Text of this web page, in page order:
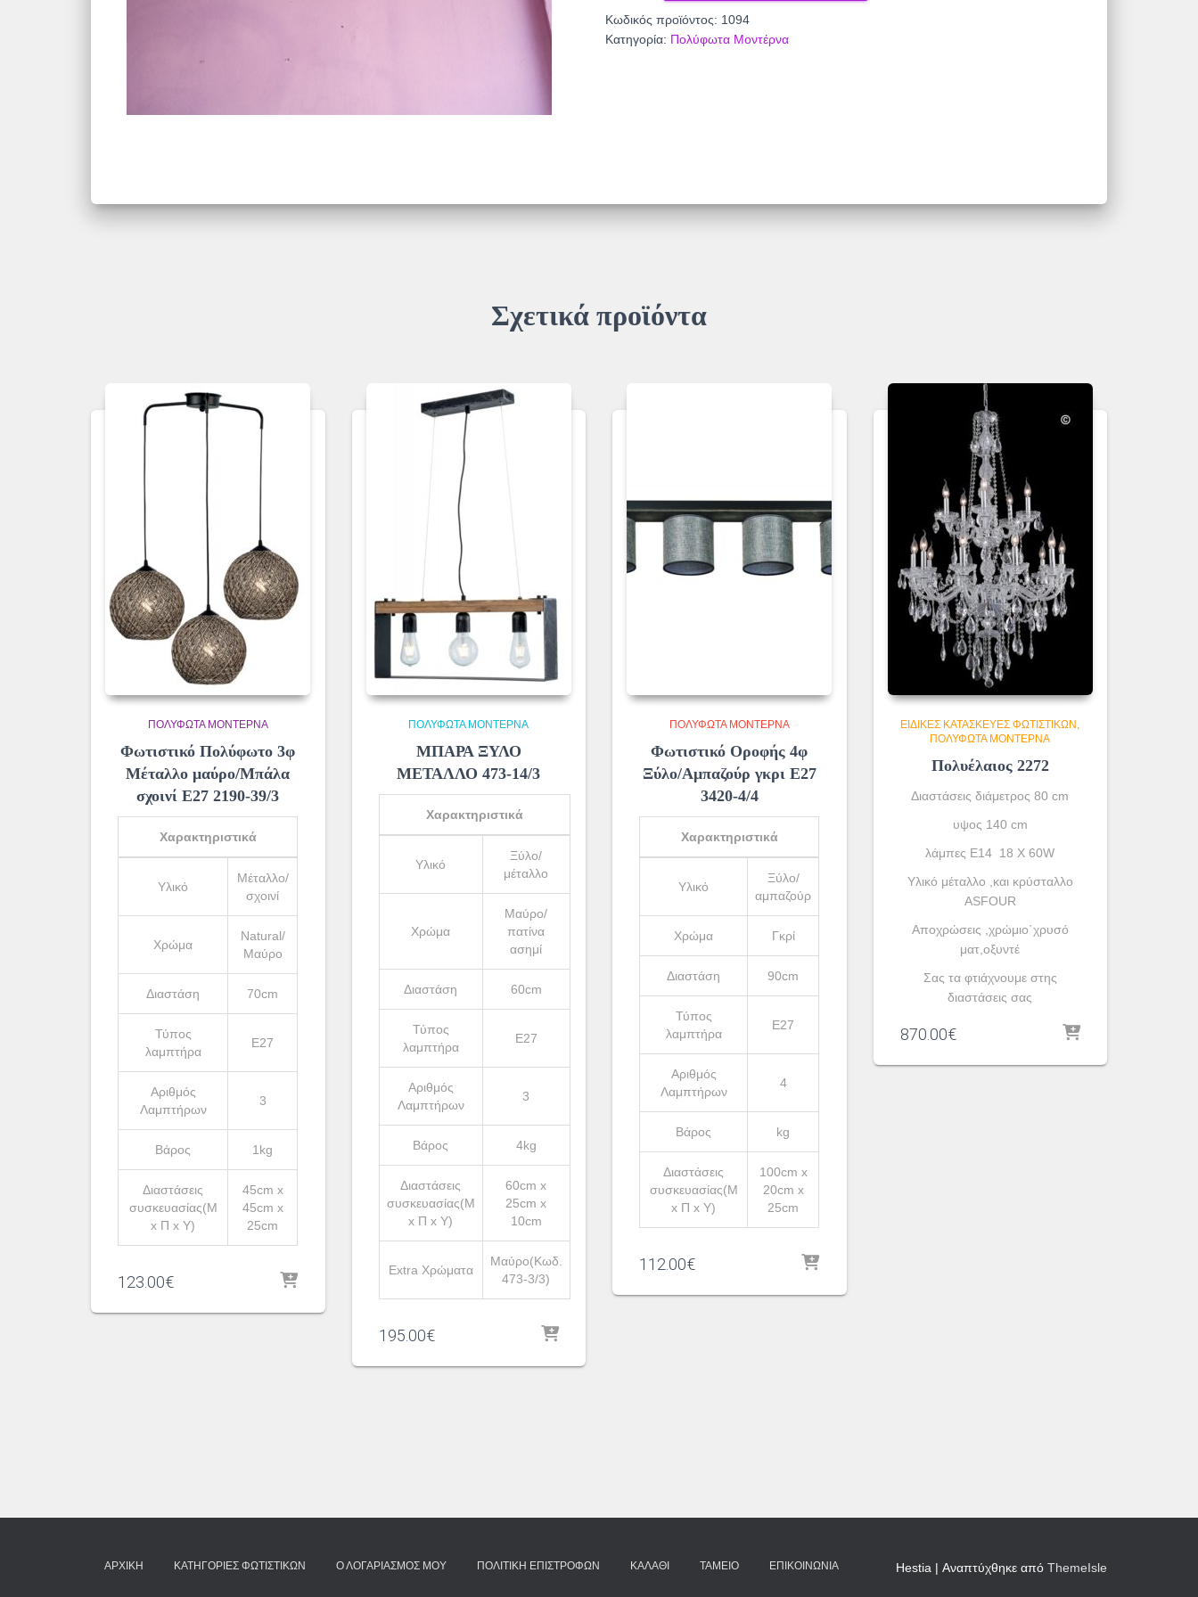
Κωδικός προϊόντος: 1094
Κατηγορία: Πολύφωτα Μοντέρνα
Σχετικά προϊόντα
ΠΟΛΎΦΩΤΑ ΜΟΝΤΈΡΝΑ
Φωτιστικό Πολύφωτο 3φ
Μέταλλο μαύρο/Μπάλα
σχοινί Ε27 2190-39/3
Χαρακτηριστικά
Υλικό
Μέταλλο/
σχοινί
Χρώμα
Natural/
Μαύρο
Διαστάση 70cm
Τύπος
λαμπτήρα
Ε27
Αριθμός
Λαμπτήρων
3
Βάρος 1kg
Διαστάσεις
συσκευασίας(Μ
x Π x Υ)
45cm x
45cm x
25cm
123.00€
ΠΟΛΎΦΩΤΑ ΜΟΝΤΈΡΝΑ
ΜΠΑΡΑ ΞΥΛΟ
ΜΕΤΑΛΛΟ 473-14/3
Χαρακτηριστικά
Υλικό
Ξύλο/
μέταλλο
Χρώμα
Μαύρο/
πατίνα
ασημί
Διαστάση 60cm
Τύπος
λαμπτήρα
Ε27
Αριθμός
Λαμπτήρων
3
Βάρος 4kg
Διαστάσεις
συσκευασίας(Μ
x Π x Υ)
60cm x
25cm x
10cm
Extra Χρώματα
Μαύρο(Κωδ.
473-3/3)
195.00€
ΠΟΛΎΦΩΤΑ ΜΟΝΤΈΡΝΑ
Φωτιστικό Οροφής 4φ
Ξύλο/Αμπαζούρ γκρι Ε27
3420-4/4
Χαρακτηριστικά
Υλικό
Ξύλο/
αμπαζούρ
Χρώμα Γκρί
Διαστάση 90cm
Τύπος
λαμπτήρα
Ε27
Αριθμός
Λαμπτήρων
4
Βάρος kg
Διαστάσεις
συσκευασίας(Μ
x Π x Υ)
100cm x
20cm x
25cm
112.00€
ΕΙΔΙΚΈΣ ΚΑΤΑΣΚΕΥΈΣ ΦΩΤΙΣΤΙΚΏΝ
ΠΟΛΎΦΩΤΑ ΜΟΝΤΈΡΝΑ
Πολυέλαιος 2272
Διαστάσεις διάμετρος 80 cm
υψος 140 cm
λάμπες Ε14 18 X 60W
Υλικό μέταλλο ,και κρύσταλλο
ASFOUR
Αποχρώσεις ,χρώμιο΄χρυσό
ματ,οξυντέ
Σας τα φτιάχνουμε στης
διαστάσεις σας
870.00€
ΑΡΧΙΚΉ ΚΑΤΗΓΟΡΊΕΣ ΦΩΤΙΣΤΙΚΏΝ Ο ΛΟΓΑΡΙΑΣΜΌΣ ΜΟΥ ΠΟΛΙΤΙΚΉ ΕΠΙΣΤΡΟΦΏΝ ΚΑΛΆΘΙ ΤΑΜΕΊΟ ΕΠΙΚΟΙΝΩΝΊΑ Hestia | Αναπτύχθηκε από ThemeIsle